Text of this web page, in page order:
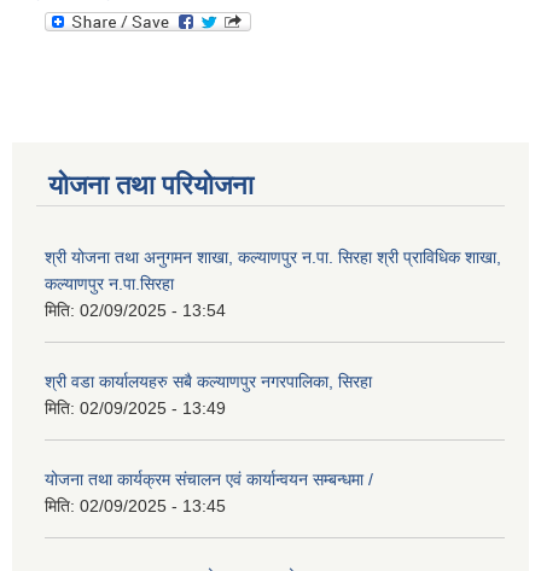
योजना तथा परियोजना
श्री योजना तथा अनुगमन शाखा, कल्याणपुर न.पा. सिरहा श्री प्राविधिक शाखा,
कल्याणपुर न.पा.सिरहा
मिति: 02/09/2025 - 13:54
श्री वडा कार्यालयहरु सबै कल्याणपुर नगरपालिका, सिरहा
मिति: 02/09/2025 - 13:49
योजना तथा कार्यक्रम संचालन एवं कार्यान्वयन सम्बन्धमा /
मिति: 02/09/2025 - 13:45